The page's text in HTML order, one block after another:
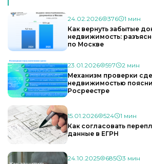
24.02.2026 376
1 мин
Как вернуть забытые
недвижимость:
по Москве
23.01.2026 597
2 мин
Механизм проверки
недвижимостью
Росреестре
15.01.2026 524
1 мин
Как согласовать
данные в ЕГРН
24.10.2025 685
3 мин